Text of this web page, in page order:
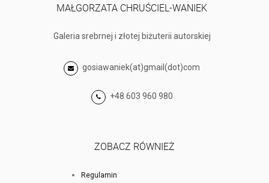
MAŁGORZATA CHRUŚCIEL-WANIEK
Galeria srebrnej i złotej biżuterii autorskiej
gosiawaniek(at)gmail(dot)com
+48 603 960 980
ZOBACZ RÓWNIEŻ
Regulamin